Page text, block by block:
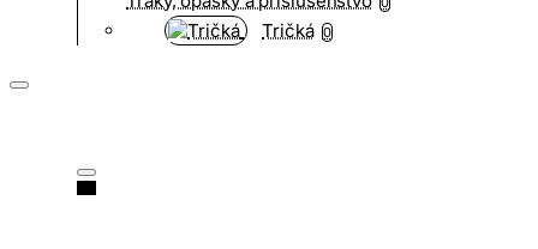
Tričká 0